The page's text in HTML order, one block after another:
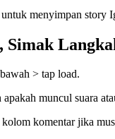
menyimpan
Simak
> tap load.
muncul suara
komentar jika